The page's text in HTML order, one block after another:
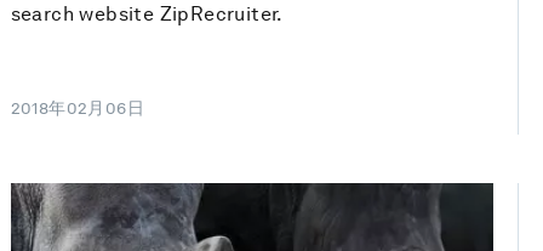
search website ZipRecruiter.
2018年02月06日